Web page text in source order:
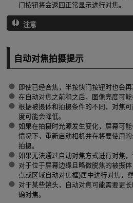
门按钮将会返回正常显示进行对焦。
注意
自动对焦拍摄提示
即使已经合焦，半按快门按钮时也会再
在自动对焦之前和之后，图像亮度可能
根据被摄体和拍摄条件的不同，对焦
度可能会降低。
如果在拍摄时光源发生变化，屏幕可
情况下，重新启动相机并在将要使用
拍摄。
如果无法通过自动对焦方式进行对焦
对于位于屏幕边缘且略微脱焦的被摄
点或区域自动对焦框)居中进行对焦，
对于某些镜头，自动对焦可能需要更
确对焦。